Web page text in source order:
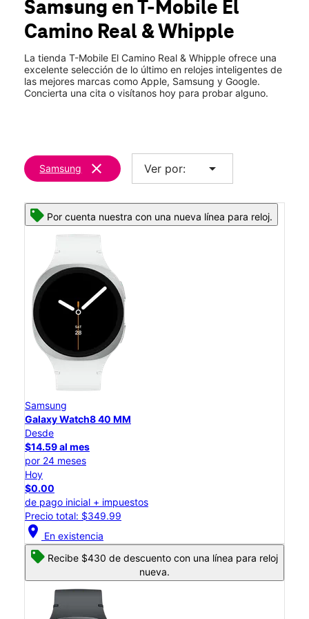
Vie.:10:00 a.m. a 8:00 p.m.
490 El Camino Real 130 Redwood City, CA 94062
Samsung en T-Mobile El
Camino Real & Whipple
La tienda T-Mobile El Camino Real & Whipple ofrece una
excelente selección de lo último en relojes inteligentes de
las mejores marcas como Apple, Samsung y Google.
Concierta una cita o visítanos hoy para probar alguno.
Samsung clear Ver por: arrow_drop_down
Por cuenta nuestra con una nueva línea para reloj.
Samsung
Galaxy Watch8 40 MM
Desde
$14.59 al mes
por 24 meses
Hoy
$0.00
de pago inicial + impuestos
Precio total: $349.99
location_on En existencia
Recibe $430 de descuento con una línea para reloj
nueva.